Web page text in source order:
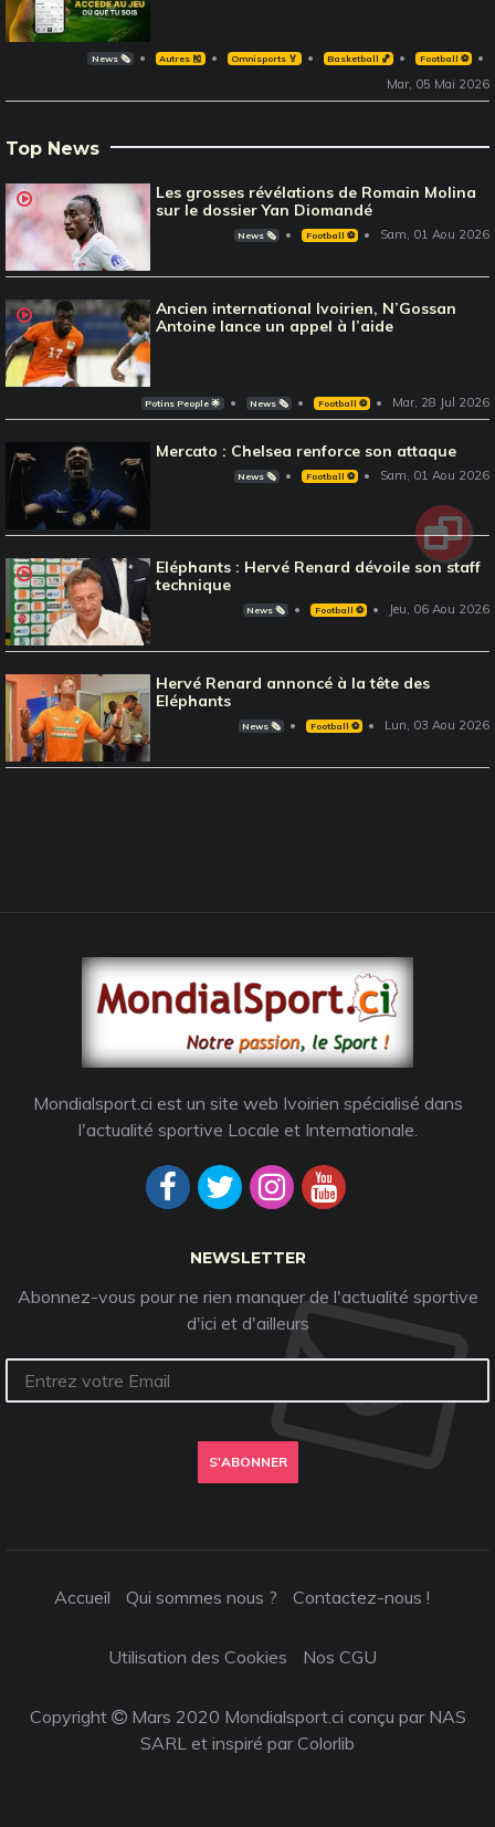
News 🗞️ Autres 🎽 Omnisports 🏅 Basketball 🏀 Football ⚽️
Mar, 05 Mai 2026
Top News
Les grosses révélations de Romain Molina
sur le dossier Yan Diomandé
News 🗞️ Football ⚽️ Sam, 01 Aou 2026
Ancien international Ivoirien, N’Gossan
Antoine lance un appel à l’aide
Potins People 🌟 News 🗞️ Football ⚽️ Mar, 28 Jul 2026
Mercato : Chelsea renforce son attaque
News 🗞️ Football ⚽️ Sam, 01 Aou 2026
Eléphants : Hervé Renard dévoile son staff
technique
News 🗞️ Football ⚽️ Jeu, 06 Aou 2026
Hervé Renard annoncé à la tête des
Eléphants
News 🗞️ Football ⚽️ Lun, 03 Aou 2026
Mondialsport.ci est un site web Ivoirien spécialisé dans
l'actualité sportive Locale et Internationale.
NEWSLETTER
Abonnez-vous pour ne rien manquer de l'actualité sportive
d'ici et d'ailleurs
S'ABONNER
Accueil Qui sommes nous ? Contactez-nous !
Utilisation des Cookies Nos CGU
Copyright
Mars 2020 Mondialsport.ci conçu par NAS
SARL et inspiré parColorlib